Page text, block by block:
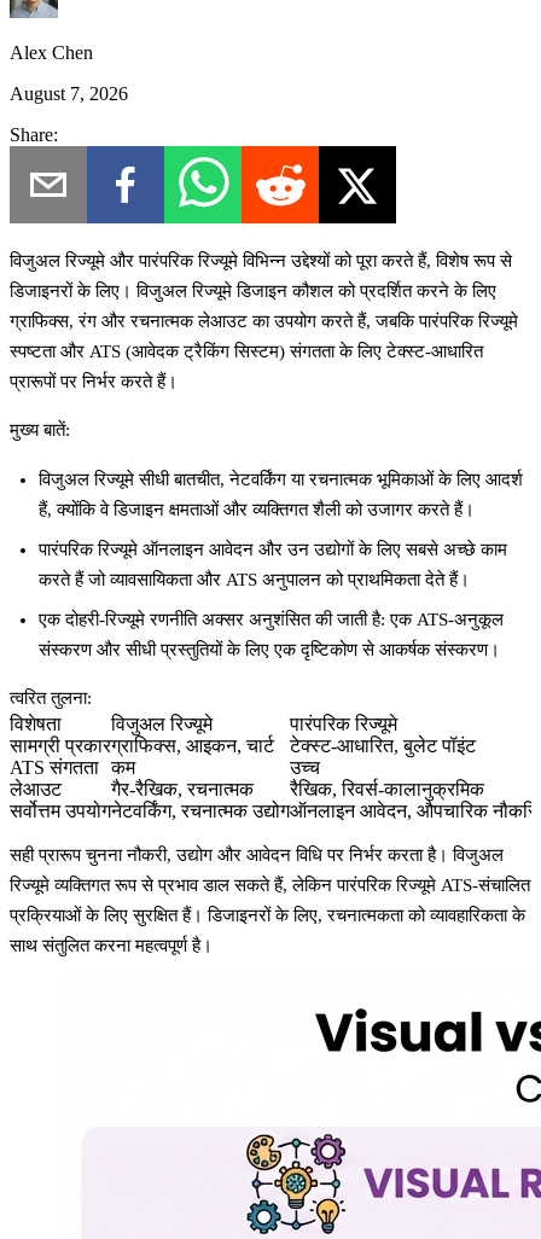
Alex Chen
August 7, 2026
Share:
विजुअल रिज्यूमे और पारंपरिक रिज्यूमे विभिन्न उद्देश्यों को पूरा करते हैं, विशेष रूप से
डिजाइनरों के लिए। विजुअल रिज्यूमे डिजाइन कौशल को प्रदर्शित करने के लिए
ग्राफिक्स, रंग और रचनात्मक लेआउट का उपयोग करते हैं, जबकि पारंपरिक रिज्यूमे
स्पष्टता और ATS (आवेदक ट्रैकिंग सिस्टम) संगतता के लिए टेक्स्ट-आधारित
प्रारूपों पर निर्भर करते हैं।
मुख्य बातें:
विजुअल रिज्यूमे सीधी बातचीत, नेटवर्किंग या रचनात्मक भूमिकाओं के लिए आदर्श
हैं, क्योंकि वे डिजाइन क्षमताओं और व्यक्तिगत शैली को उजागर करते हैं।
पारंपरिक रिज्यूमे ऑनलाइन आवेदन और उन उद्योगों के लिए सबसे अच्छे काम
करते हैं जो व्यावसायिकता और ATS अनुपालन को प्राथमिकता देते हैं।
एक दोहरी-रिज्यूमे रणनीति अक्सर अनुशंसित की जाती है: एक ATS-अनुकूल
संस्करण और सीधी प्रस्तुतियों के लिए एक दृष्टिकोण से आकर्षक संस्करण।
त्वरित तुलना:
विशेषता विजुअल रिज्यूमे
पारंपरिक रिज्यूमे
सामग्री प्रकारग्राफिक्स, आइकन, चार्ट
टेक्स्ट-आधारित, बुलेट पॉइंट
ATS संगतता कम
उच्च
लेआउट
गैर-रैखिक, रचनात्मक
रैखिक, रिवर्स-कालानुक्रमिक
सर्वोत्तम उपयोगनेटवर्किंग, रचनात्मक उद्योगऑनलाइन आवेदन, औपचारिक
सही प्रारूप चुनना नौकरी, उद्योग और आवेदन विधि पर निर्भर करता है। विजुअल
रिज्यूमे व्यक्तिगत रूप से प्रभाव डाल सकते हैं, लेकिन पारंपरिक रिज्यूमे ATS-संचालित
प्रक्रियाओं के लिए सुरक्षित हैं। डिजाइनरों के लिए, रचनात्मकता को व्यावहारिकता के
साथ संतुलित करना महत्वपूर्ण है।